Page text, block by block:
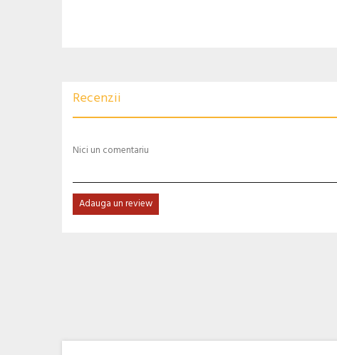
Recenzii
Nici un comentariu
Adauga un review